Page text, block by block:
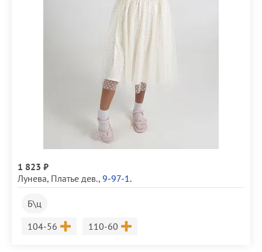
1 823 ₽
Лунева, Платье дев., 9-97-1.
Б\ц
Размер
104-56 Размер
110-60